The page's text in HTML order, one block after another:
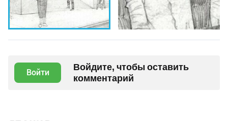
Войти
Войдите, чтобы оставить
комментарий